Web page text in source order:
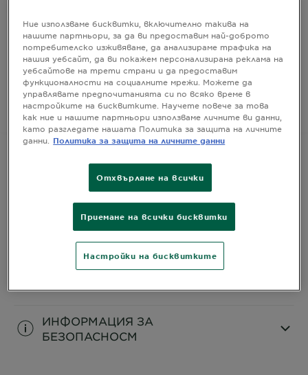
Интензивна, дълготрайна боя за коса, с ефект до
10 седмици
РАЗМЕР 1 КОМПЛЕКТ
КУПЕТЕ СЕГА
ИНФОРМАЦИЯ ЗА
ПРОДУКТА
CLOSE SUBPANEL
СЪСТАВ
CLOSE SUBPANEL
ИНФОРМАЦИЯ ЗА
БЕЗОПАСНОСM
Ние използваме бисквитки, включително такива на
нашите партньори, за да ви предоставим най-доброто
потребителско изживяване, да анализираме трафика на
нашия уебсайт, да ви покажем персонализирана реклама на
уебсайтове на трети страни и да предоставим
функционалности на социалните мрежи. Можете да
управлявате предпочитанията си по всяко време в
настройките на бисквитките. Научете повече за това
как ние и нашите партньори използваме личните ви данни,
като разгледате нашата Политика за защита на личните
данни.
Политика за защита на личните данни
Отхвърляне на всички
Приемане на всички бисквитки
Настройки на бисквитките